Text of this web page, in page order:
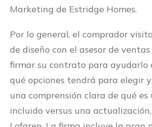
Marketing de Estridge Homes.
Por lo general, el comprador
de diseño con el asesor de
firmar su contrato para ayudarlo
qué opciones tendrá para elegir
una comprensión clara de qué
incluido versus una